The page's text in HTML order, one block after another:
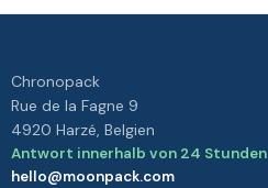
Chronopack
Rue de la Fagne 9
4920 Harzé, Belgien
Antwort innerhalb von 24 Stunden
hello@moonpack.com